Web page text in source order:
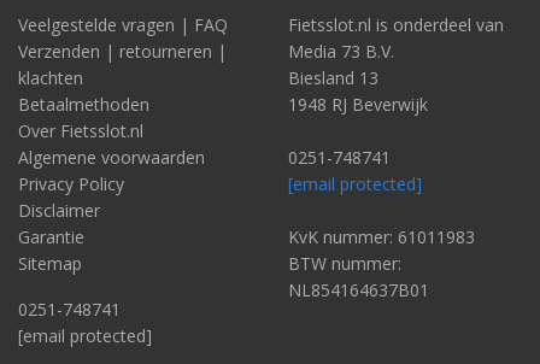
Veelgestelde vragen | FAQ
Verzenden | retourneren |
klachten
Betaalmethoden
Over Fietsslot.nl
Algemene voorwaarden
Privacy Policy
Disclaimer
Garantie
Sitemap
0251-748741
[email protected]
Fietsslot.nl is onderdeel van
Media 73 B.V.
Biesland 13
1948 RJ Beverwijk
0251-748741
[email protected]
KvK nummer: 61011983
BTW nummer:
NL854164637B01